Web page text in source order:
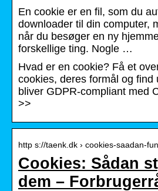
En cookie er en fil, som du
downloader til din computer,
når du besøger en ny
forskellige ting. Nogle …
Hvad er en cookie? Få et
cookies, deres formål og find
bliver GDPR-compliant med
>>
http s://taenk.dk › cookies-saadan-
Cookies: Sådan
dem –